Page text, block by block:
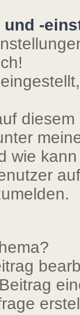
-
wie